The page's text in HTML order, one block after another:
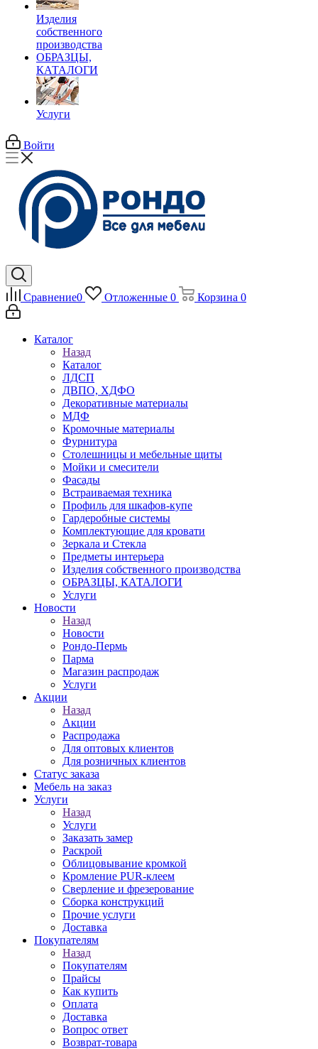
Изделия
собственного
производства
ОБРАЗЦЫ,
КАТАЛОГИ
Услуги
Войти
Сравнение0 Отложенные 0 Корзина 0
Каталог
Назад
Каталог
ЛДСП
ДВПО, ХДФО
Декоративные материалы
МДФ
Кромочные материалы
Фурнитура
Столешницы и мебельные щиты
Мойки и смесители
Фасады
Встраиваемая техника
Профиль для шкафов-купе
Гардеробные системы
Комплектующие для кровати
Зеркала и Стекла
Предметы интерьера
Изделия собственного производства
ОБРАЗЦЫ, КАТАЛОГИ
Услуги
Новости
Назад
Новости
Рондо-Пермь
Парма
Магазин распродаж
Услуги
Акции
Назад
Акции
Распродажа
Для оптовых клиентов
Для розничных клиентов
Статус заказа
Мебель на заказ
Услуги
Назад
Услуги
Заказать замер
Раскрой
Облицовывание кромкой
Кромление PUR-клеем
Сверление и фрезерование
Сборка конструкций
Прочие услуги
Доставка
Покупателям
Назад
Покупателям
Прайсы
Как купить
Оплата
Доставка
Вопрос ответ
Возврат-товара